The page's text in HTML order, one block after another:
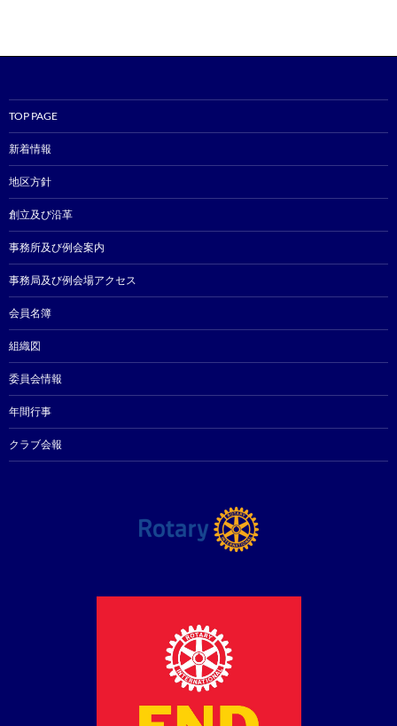
TOP PAGE
新着情報
地区方針
創立及び沿革
事務所及び例会案内
事務局及び例会場アクセス
会員名簿
組織図
委員会情報
年間行事
クラブ会報